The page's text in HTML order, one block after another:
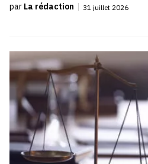
par La rédaction | 31 juillet 2026